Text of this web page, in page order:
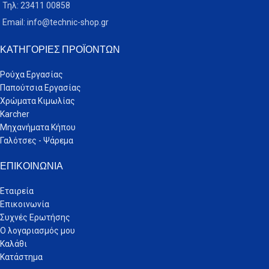
Τηλ: 23411 00858
Email: info@technic-shop.gr
ΚΑΤΗΓΟΡΊΕΣ ΠΡΟΪΌΝΤΩΝ
Ρούχα Εργασίας
Παπούτσια Εργασίας
Χρώματα Κιμωλίας
Karcher
Μηχανήματα Κήπου
Γαλότσες - Ψάρεμα
ΕΠΙΚΟΙΝΩΝΊΑ
Εταιρεία
Επικοινωνία
Συχνές Ερωτήσης
Ο λογαριασμός μου
Καλάθι
Κατάστημα